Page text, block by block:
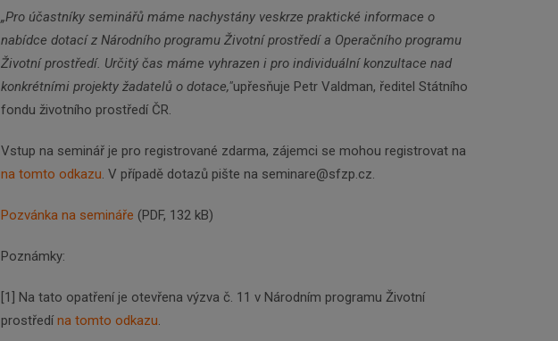
„Pro účastníky seminářů máme nachystány veskrze praktické informace o
nabídce dotací z Národního programu Životní prostředí a Operačního programu
Životní prostředí. Určitý čas máme vyhrazen i pro individuální konzultace nad
konkrétními projekty žadatelů o dotace,"upřesňuje Petr Valdman, ředitel Státního
fondu životního prostředí ČR.
Vstup na seminář je pro registrované zdarma, zájemci se mohou registrovat na
na tomto odkazu. V případě dotazů pište na seminare@sfzp.cz.
Pozvánka na semináře (PDF, 132 kB)
Poznámky:
[1] Na tato opatření je otevřena výzva č. 11 v Národním programu Životní
prostředína tomto odkazu.
Newsletter
Zadejte váš email a my Vám budeme zasílat ty
nejdůležitější informace, maximálně 1x týdně.